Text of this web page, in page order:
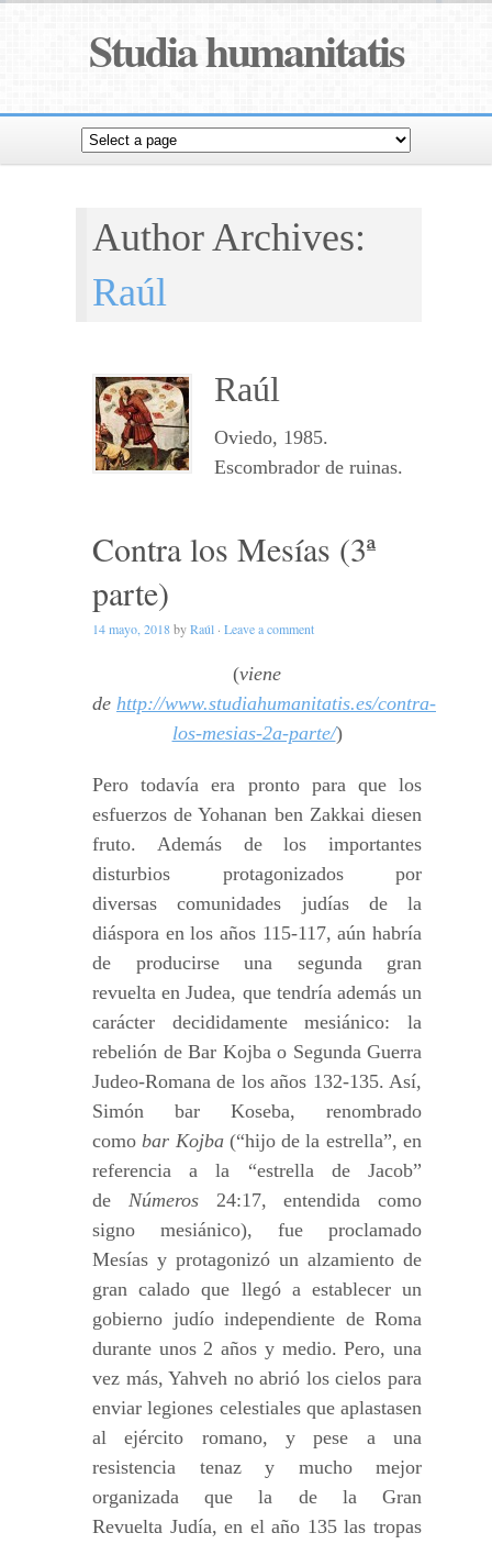
Studia humanitatis
Author Archives:
Raúl
Raúl
Oviedo, 1985.
Escombrador de ruinas.
Contra los Mesías (3ª
parte)
14 mayo, 2018byRaúl · Leave a comment
(viene
de http://www.studiahumanitatis.es/contra-
los-mesias-2a-parte/)
Pero todavía era pronto para que los
esfuerzos de Yohanan ben Zakkai diesen
fruto. Además de los importantes
disturbios protagonizados por
diversas comunidades judías de la
diáspora en los años 115-117, aún habría
de producirse una segunda gran
revuelta en Judea, que tendría además un
carácter decididamente mesiánico: la
rebelión de Bar Kojba o Segunda Guerra
Judeo-Romana de los años 132-135. Así,
Simón bar Koseba, renombrado
comobar Kojba(“hijo de la estrella”, en
referencia a la “estrella de Jacob”
de Números24:17, entendida como
signo mesiánico), fue proclamado
Mesías y protagonizó un alzamiento de
gran calado que llegó a establecer un
gobierno judío independiente de Roma
durante unos 2 años y medio. Pero, una
vez más, Yahveh no abrió los cielos para
enviar legiones celestiales que aplastasen
al ejército romano, y pese a una
resistencia tenaz y mucho mejor
organizada que la de la Gran
Revuelta Judía, en el año 135 las tropas